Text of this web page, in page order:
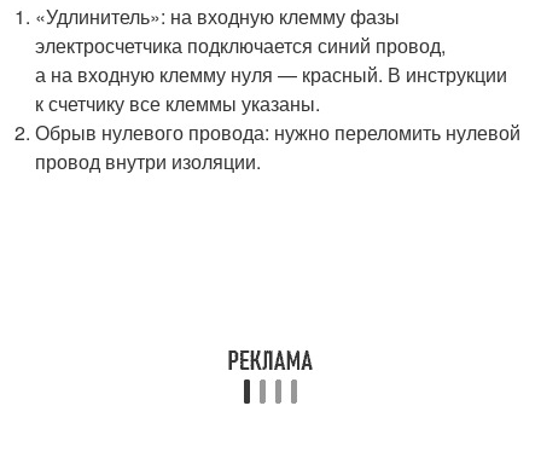
«Удлинитель»: на входную клемму фазы
электросчетчика подключается синий провод,
а на входную клемму нуля — красный. В инструкции
к счетчику все клеммы указаны.
Обрыв нулевого провода: нужно переломить нулевой
провод внутри изоляции.